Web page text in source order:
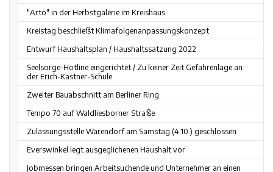
"Arto" in der Herbstgalerie im Kreishaus
Kreistag beschließt Klimafolgenanpassungskonzept
Entwurf Haushaltsplan / Haushaltssatzung 2022
Seelsorge-Hotline eingerichtet / Zu keiner Zeit Gefahrenlage an
der Erich-Kästner-Schule
Zweiter Bauabschnitt am Berliner Ring
Tempo 70 auf Waldliesborner Straße
Zulassungsstelle Warendorf am Samstag (4.10.) geschlossen
Everswinkel legt ausgeglichenen Haushalt vor
Jobmessen bringen Arbeitsuchende und Unternehmer an einen